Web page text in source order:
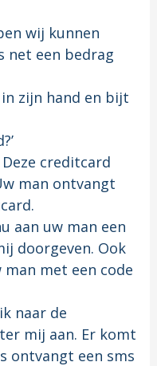
wij kunnen
net een bedrag
zijn hand en bijt
creditcard
man ontvangt
aan uw man een
doorgeven. Ook
met een code
naar de
mij aan. Er komt
ontvangt een sms